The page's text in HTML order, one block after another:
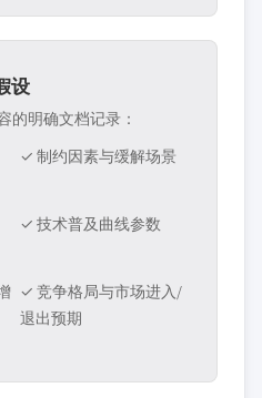
设
的明确文档记录：
✓ 制约因素与缓解场景
✓ 技术普及曲线参数
✓ 竞争格局与市场进入/
退出预期